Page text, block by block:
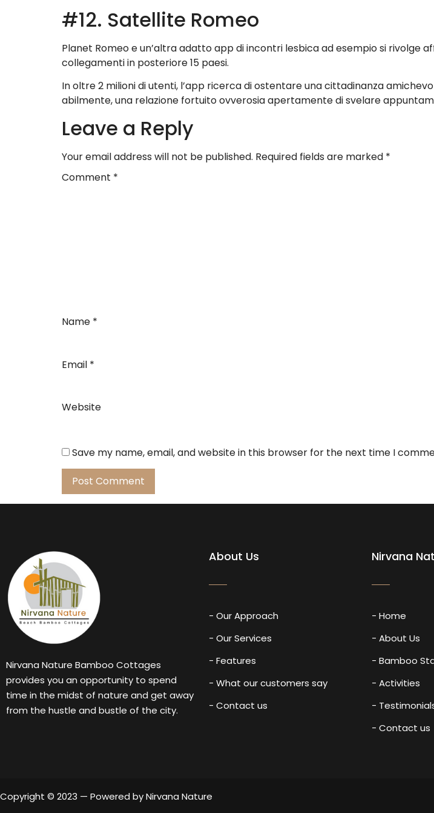
#12. Satellite Romeo
Planet Romeo e un’altra adatto app di incontri lesbica ad esempio si rivolge
collegamenti in posteriore 15 paesi.
In oltre 2 milioni di utenti, l’app ricerca di ostentare una cittadinanza
abilmente, una relazione fortuito ovverosia apertamente di svelare
Leave a Reply
Your email address will not be published. Required fields are marked *
Comment *
Name *
Email *
Website
Save my name, email, and website in this browser for the next time I
Nirvana Nature Bamboo Cottages
provides you an opportunity to spend
time in the midst of nature and get away
from the hustle and bustle of the city.
About Us
- Our Approach
- Our Services
- Features
- What our customers say
- Contact us
Nirvana
- Home
- About Us
- Bamboo
- Activities
-
- Contact us
Copyright © 2023 — Powered by Nirvana Nature